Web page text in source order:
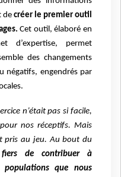
de créer le premier outil
Cet outil, élaboré en
d’expertise, permet
des changements
négatifs, engendrés par
n’était pas si facile,
nos réceptifs. Mais
pris au jeu. Au bout du
de contribuer à
que nous